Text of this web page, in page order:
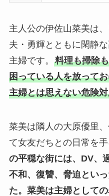
主人公の伊佐山菜美は
夫・勇輝とともに閑静
主婦です。 料理も掃除
困っている人を放って
主婦とは思えない危険
菜美は隣人の大原優里
て女友だちとの日常を手
の平穏な街には、DV、
不和、復讐、脅迫とい
た。 菜美は主婦として